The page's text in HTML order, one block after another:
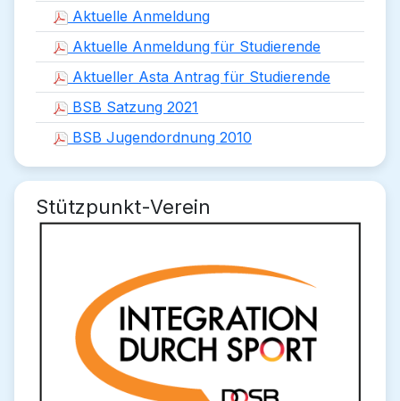
Aktuelle Anmeldung
Aktuelle Anmeldung für Studierende
Aktueller Asta Antrag für Studierende
BSB Satzung 2021
BSB Jugendordnung 2010
Stützpunkt-Verein